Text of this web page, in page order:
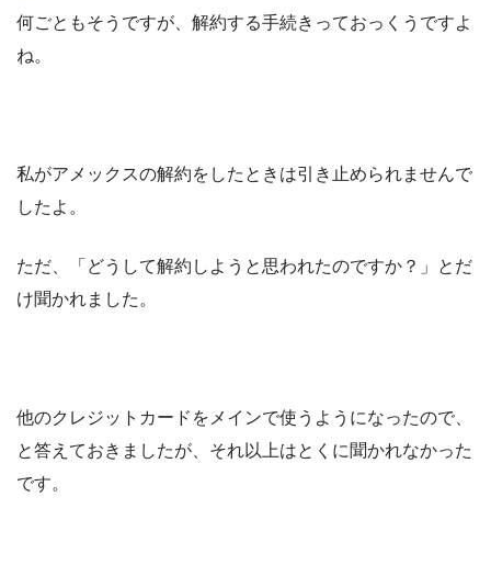
何ごともそうですが、解約する手続きっておっくうですよ
ね。
私がアメックスの解約をしたときは引き止められませんで
したよ。
ただ、「どうして解約しようと思われたのですか？」とだ
け聞かれました。
他のクレジットカードをメインで使うようになったので、
と答えておきましたが、それ以上はとくに聞かれなかった
です。